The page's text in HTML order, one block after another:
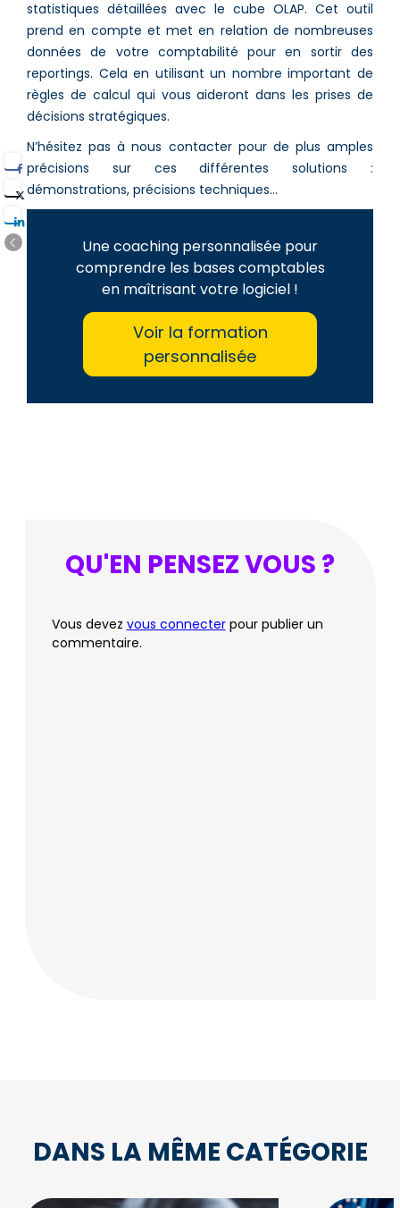
statistiques détaillées avec le cube OLAP. Cet outil
prend en compte et met en relation de nombreuses
données de votre comptabilité pour en sortir des
reportings. Cela en utilisant un nombre important de
règles de calcul qui vous aideront dans les prises de
décisions stratégiques.
N’hésitez pas à nous contacter pour de plus amples
précisions sur ces différentes solutions :
démonstrations, précisions techniques…
Une coaching personnalisée pour
comprendre les bases comptables
en maîtrisant votre logiciel !
Voir la formation
personnalisée
QU'EN PENSEZ VOUS ?
Vous devez vous connecterpour publier un
commentaire.
DANS LA MÊME CATÉGORIE